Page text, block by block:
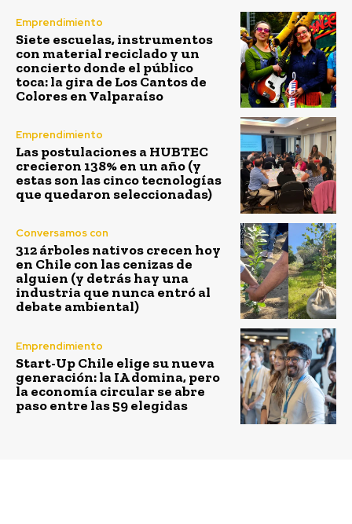
Emprendimiento
Siete escuelas, instrumentos
con material reciclado y un
concierto donde el público
toca: la gira de Los Cantos de
Colores en Valparaíso
Emprendimiento
Las postulaciones a HUBTEC
crecieron 138% en un año (y
estas son las cinco tecnologías
que quedaron seleccionadas)
Conversamos con
312 árboles nativos crecen hoy
en Chile con las cenizas de
alguien (y detrás hay una
industria que nunca entró al
debate ambiental)
Emprendimiento
Start-Up Chile elige su nueva
generación: la IA domina, pero
la economía circular se abre
paso entre las 59 elegidas